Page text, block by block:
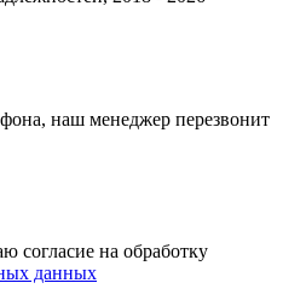
наш менеджер перезвонит
согласие на обработку
данных